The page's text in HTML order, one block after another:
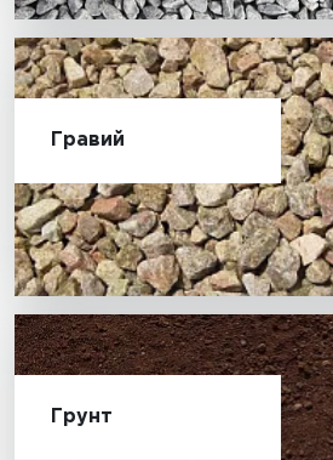
Гравий
Грунт